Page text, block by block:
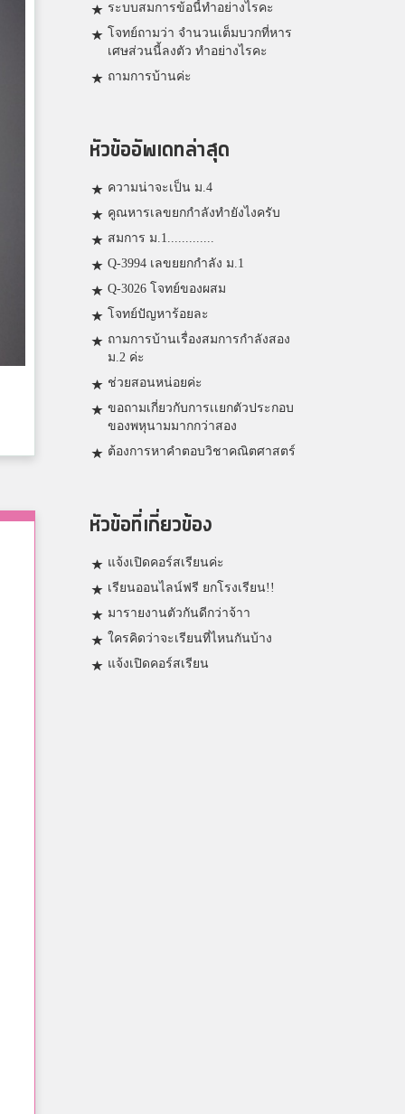
ระบบสมการข้อนี้ทำอย่างไรคะ
โจทย์ถามว่า จำนวนเต็มบวกที่หาร
เศษส่วนนี้ลงตัว ทำอย่างไรคะ
ถามการบ้านค่ะ
หัวข้ออัพเดทล่าสุด
ความน่าจะเป็น ม.4
คูณหารเลขยกกำลังทำยังไงครับ
สมการ ม.1.............
Q-3994 เลขยยกกำลัง ม.1
Q-3026 โจทย์ของผสม
โจทย์ปัญหาร้อยละ
ถามการบ้านเรื่องสมการกำลังสอง
ม.2 ค่ะ
ช่วยสอนหน่อยค่ะ
ขอถามเกี่ยวกับการเเยกตัวประกอบ
ของพหุนามมากกว่าสอง
ต้องการหาคำตอบวิชาคณิตศาสตร์
หัวข้อที่เกี่ยวข้อง
แจ้งเปิดคอร์สเรียนค่ะ
เรียนออนไลน์ฟรี ยกโรงเรียน!!
มารายงานตัวกันดีกว่าจ้าา
ใครคิดว่าจะเรียนที่ไหนกันบ้าง
แจ้งเปิดคอร์สเรียน